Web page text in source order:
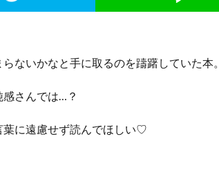
ないかなと手に取るのを躊躇していた本。
さんでは…？
葉に遠慮せず読んでほしい♡